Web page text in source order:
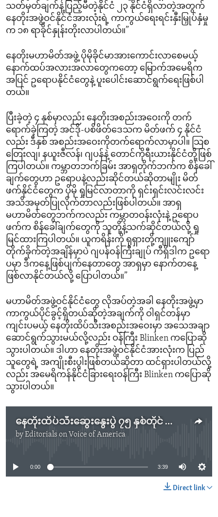
သတ်မှတ်ချက်နဲ့ပြည့်မီတဲ့နိုင်ငံ ၂၃ နိုင်ငံရှိလာတဲ့အတွက်
နေတိုးအဖွဲ့ဝင်နိုင်ငံအားလုံးရဲ့ ကာကွယ်ရေးရင်းနှီးမြှုပ်နှံမှု
က ၁၈ ရာခိုင်နှုန်းတိုးလာပါတယ်။”
နေတိုးမဟာမိတ်အဖွဲ့ ပိုမိုခိုင်မာအားကောင်းလာစေမယ့်
နောက်ထပ်အလားအလာတွေကတော့ မြောက်အမေရိက
အပြင် ဥရောပနိုင်ငံတွေနဲ့ ပူးပေါင်းဆောင်ရွက်ရေးဖြစ်ပါ
တယ်။
ပြီးခဲ့တဲ့ ၄ နှစ်မှာလည်း နေတိုးအစည်းအဝေးကို တက်
ရောက်ခဲ့ကြတဲ့ အင်ဒို-ပစိဖိတ်ဒေသက မိတ်ဖက် ၄ နိုင်ငံ
လည်း ဒီနှစ် အစည်းအဝေးကိုတက်ရောက်လာမှာပါ။ သြစ
တြေးလျ၊ နယူးဇီလန်၊ ဂျပန်နဲ့ တောင်ကိုရီးယားနိုင်ငံတို့ဖြစ်
ကြပါတယ်။ ကမ္ဘာတဘက်ခြမ်း အာရှတိုက်ဘက်က စိန်ခေါ်
ချက်တွေဟာ ဥရောပနဲ့လည်းဆိုင်တယ်ဆိုတာမျိုး မိတ်
ဖက်နိုင်ငံတွေက ပိုမို ရှုမြင်လာတာကို ရှင်းရှင်းလင်းလင်း
အသိအမှတ်ပြုလိုက်တာလည်းဖြစ်ပါတယ်။ အာရှ
မဟာမိတ်တွေဘက်ကလည်း ကမ္ဘာတဝန်းလုံးနဲ့ ဥရောပ
ဖက်က စိန်ခေါ်ချက်တွေကို သူတို့နဲ့သက်ဆိုင်တယ်လို့ ရှု
မြင်ထားကြပါတယ်။ ယူကရိန်းကို ရုရှားတို့ကျူးကျော်
တိုက်ခိုက်တဲ့အချိန်မှာပဲ ဂျပန်ဝန်ကြီးချုပ် ကီရှိဒါက ဥရော
ပမှာ ဒီကနေ့ဖြစ်ပျက်နေတာတွေ အာရှမှာ နောက်တနေ့
ဖြစ်လာနိုင်တယ်လို့ ပြောပါတယ်။”
မဟာမိတ်အဖွဲ့ဝင်နိုင်ငံတွေ လိုအပ်တဲ့အခါ နေတိုးအဖွဲ့မှာ
ကာကွယ်ပိုင်ခွင့်ရှိတယ်ဆိုတဲ့အချက်ကို ဝါရှင်တန်မှာ
ကျင်းပမယ့် နေတိုးထိပ်သီးအစည်းအဝေးမှာ အသေအချာ
ဆောင်ရွက်သွားမယ်လို့လည်း ဝန်ကြီး Blinken ကပြောဆို
သွားပါတယ်။ ဒါဟာ နေတိုးအဖွဲ့ဝင်နိုင်ငံအားလုံးက ပြည်
သူတွေရဲ့ အကျိုးစီးပွါးဖြစ်တယ်ဆိုတာ ထင်ရှားပါတယ်လို့
လည်း အမေရိကန်နိုင်ငံခြားရေးဝန်ကြီး Blinken ကပြောဆို
သွားပါတယ်။
နေတိုးထိပ်သီးဆွေးနွေးပွဲ ၇၅ နှစ်တိုင် အောင်မြင်မှုထင်ဟပ် (အမေရိကန်အစိုးရအာဘော်)
byEditorials on Voice of America
0:00 3:39
Direct link